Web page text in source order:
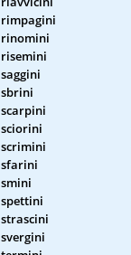
rimpagini
rinomini
risemini
saggini
sbrini
scarpini
sciorini
scrimini
sfarini
smini
spettini
strascini
svergini